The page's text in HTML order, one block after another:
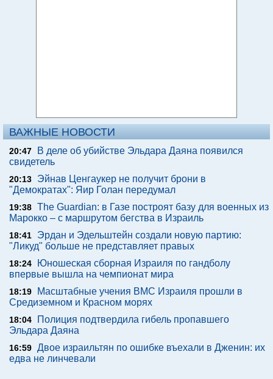
ВАЖНЫЕ НОВОСТИ
20:47
В деле об убийстве Эльдара Даяна появился
свидетель
20:13
Эйнав Ценгаукер не получит брони в
"Демократах": Яир Голан передумал
19:38 The Guardian: в Газе построят базу для военных из
Марокко – с маршрутом бегства в Израиль
18:41
Эрдан и Эдельштейн создали новую партию:
"Ликуд" больше не представляет правых
18:24
Юношеская сборная Израиля по гандболу
впервые вышла на чемпионат мира
18:19
Масштабные учения ВМС Израиля прошли в
Средиземном и Красном морях
18:04
Полиция подтвердила гибель пропавшего
Эльдара Даяна
16:59 Двое израильтян по ошибке въехали в Дженин: их
едва не линчевали